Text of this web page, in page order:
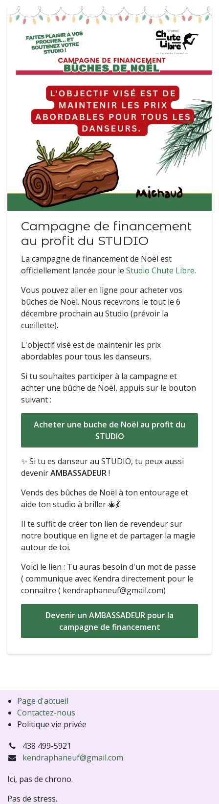
Campagne de financement
au profit du STUDIO
La campagne de financement de Noël est
officiellement lancée pour le Studio Chute Libre.
Vous pouvez aller en ligne pour acheter vos
bûches de Noël. Nous recevrons le tout le 6
décembre prochain au Studio (prévoir la
cueillette).
L'objectif visé est de maintenir les prix
abordables pour tous les danseurs.
Si tu souhaites participer à la campagne et
achter une bûche de Noël, appuis sur le bouton
suivant :
Acheter une buche de Noël au profit du
STUDIO
✨ Si tu es danseur au STUDIO, tu peux aussi
devenirAMBASSADEUR!
Vends des bûches de Noël à ton entourage et
aide ton studio à briller 🎄💃
Il te suffit de créer ton lien de revendeur sur
notre boutique en ligne et de partager la magie
autour de toi.
Voici le lien : Tu auras besoin d'un mot de passe
( communique avec Kendra directement pour le
connaitre ( kendraphaneuf@gmail.com)
Devenir un AMBASSADEUR pour la
campagne de financement
Page d'accueil
Contactez-nous
Politique vie privée
438 499-5921
kendraphaneuf@gmail.com
Ici, pas de chrono.
Pas de stress.